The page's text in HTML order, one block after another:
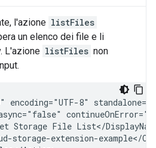
l'azione listFiles
un elenco dei file e li
L'azione listFiles non
encoding="UTF-8"
Storage File